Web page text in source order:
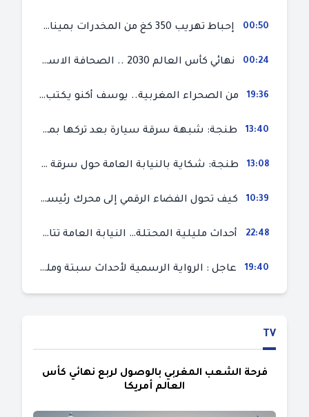
00:50 إحباط تهريب 350 كغ من المخدرات بميناء طنجة المتوسط
00:24 نهائي كأس العالم 2030 .. الصحافة الاسبانية قلقة من حسم الملف لصالح المغرب و”تتهم رئيس الفيفا”
19:36 من الصحراء المغربية.. يوسف أكنو يكتب عن أزمة سبتة المحتلة ويؤكد ان الهجرة السرية ليست حلا وبناء الوطن هو الخيار الأفضل
13:40 طنجة: شبهة سرقة سيارة بعد تركها بمحل ميكانيك للإصلاح
13:08 طنجة: شكاية بالنيابة العامة حول سرقة سيارة تركها صاحبها بمحل ميكانيك للإصلاح
10:39 كيف تحول الفضاء الرقمي إلى محرك رئيسي لأحداث الهجرة في سبتة؟
22:48 أحداث مليلية المحتلة… النيابة العامة تتابع 50 متورطا في محاولة اقتحام السياح الحدودي بتهم ثقيلة
19:40 عاجل : الرواية الرسمية لأحداث سبتة ومليلية المحتلتين (وزارة الداخلية)
TV
فرحة الشعب المغربي بالوصول لربع نهائي كأس
العالم أمريكا